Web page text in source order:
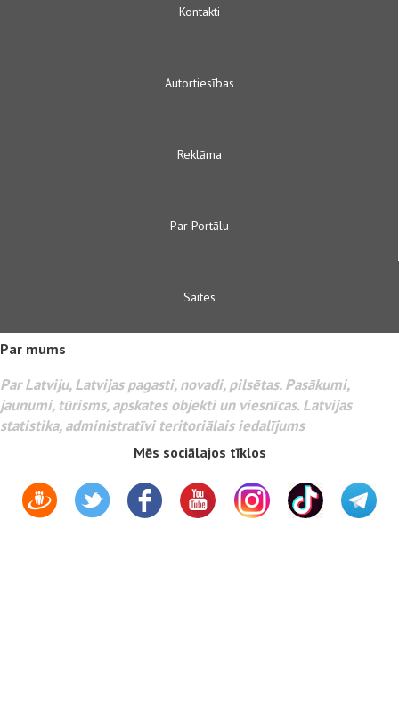
Kontakti
Autortiesības
Reklāma
Par Portālu
Saites
Par mums
Par Latviju, Latvijas pagasti, novadi, pilsētas. Pasākumi,
jaunumi, tūrisms, apskates objekti un viesnīcas. Latvijas
statistika, administratīvi teritoriālais iedalījums
Mēs sociālajos tīklos